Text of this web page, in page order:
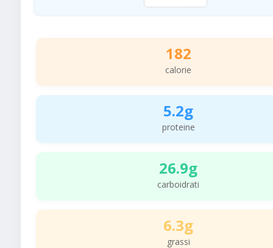
182
calorie
5.2g
proteine
26.9g
carboidrati
6.3g
grassi